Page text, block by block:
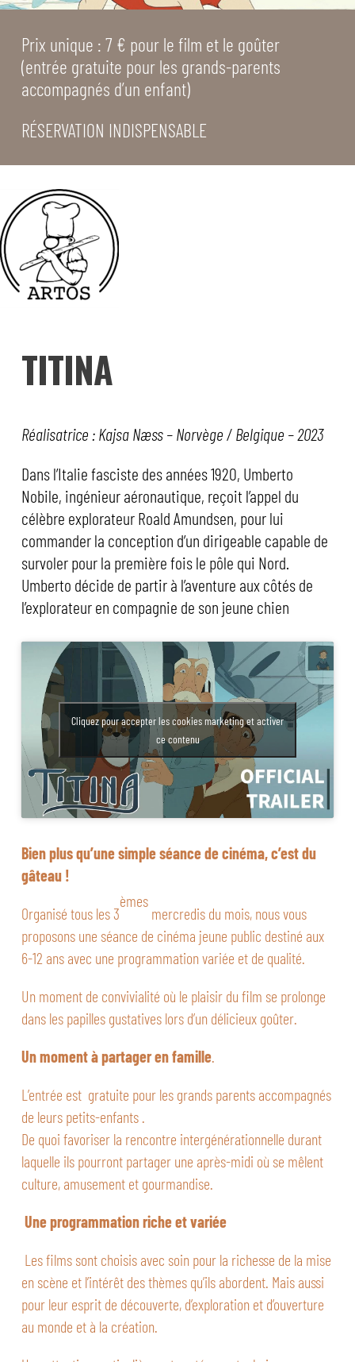
Prix unique : 7 € pour le film et le goûter
(entrée gratuite pour les grands-parents
accompagnés d’un enfant)
RÉSERVATION INDISPENSABLE
TITINA
Réalisatrice : Kajsa Næss – Norvège / Belgique – 2023
Dans l’Italie fasciste des années 1920, Umberto
Nobile, ingénieur aéronautique, reçoit l’appel du
célèbre explorateur Roald Amundsen, pour lui
commander la conception d’un dirigeable capable de
survoler pour la première fois le pôle qui Nord.
Umberto décide de partir à l’aventure aux côtés de
l’explorateur en compagnie de son jeune chien
Cliquez pour accepter les cookies marketing et activer
ce contenu
Bien plus qu’une simple séance de cinéma, c’est du
gâteau !
Organisé tous les 3
èmes
mercredis du mois, nous vous
proposons une séance de cinéma jeune public destiné aux
6-12 ans avec une programmation variée et de qualité.
Un moment de convivialité où le plaisir du film se prolonge
dans les papilles gustatives lors d’un délicieux goûter.
Un moment à partager en famille.
L’entrée est gratuite pour les grands parents accompagnés
de leurs petits-enfants .
De quoi favoriser la rencontre intergénérationnelle durant
laquelle ils pourront partager une après-midi où se mêlent
culture, amusement et gourmandise.
Une programmation riche et variée
Les films sont choisis avec soin pour la richesse de la mise
en scène et l’intérêt des thèmes qu’ils abordent. Mais aussi
pour leur esprit de découverte, d’exploration et d’ouverture
au monde et à la création.